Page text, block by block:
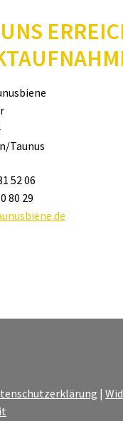
Taunus
52 06
80 29
|